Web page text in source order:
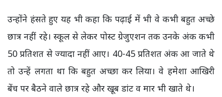
उन्होंने हंसते हुए यह भी कहा कि पढ़ाई में भी वे कभी बहुत अच्छे
छात्र नहीं रहे। स्कूल से लेकर पोस्ट ग्रेजुएशन तक उनके अंक कभी
50 प्रतिशत से ज्यादा नहीं आए। 40-45 प्रतिशत अंक आ जाते थे
तो उन्हें लगता था कि बहुत अच्छा कर लिया। वे हमेशा आखिरी
बेंच पर बैठने वाले छात्र रहे और खूब डांट व मार भी खाते थे।